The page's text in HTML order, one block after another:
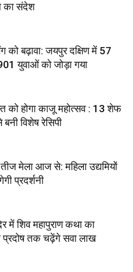
का संदेश
को बढ़ावा: जयपुर दक्षिण में 57
युवाओं को जोड़ा गया
को होगा काजू महोत्सव : 13 शेफ
विशेष रेसिपी
तीज मेला आज से: महिला उद्यमियों
प्रदर्शनी
में शिव महापुराण कथा का
प्रदोष तक चढ़ेंगे सवा लाख